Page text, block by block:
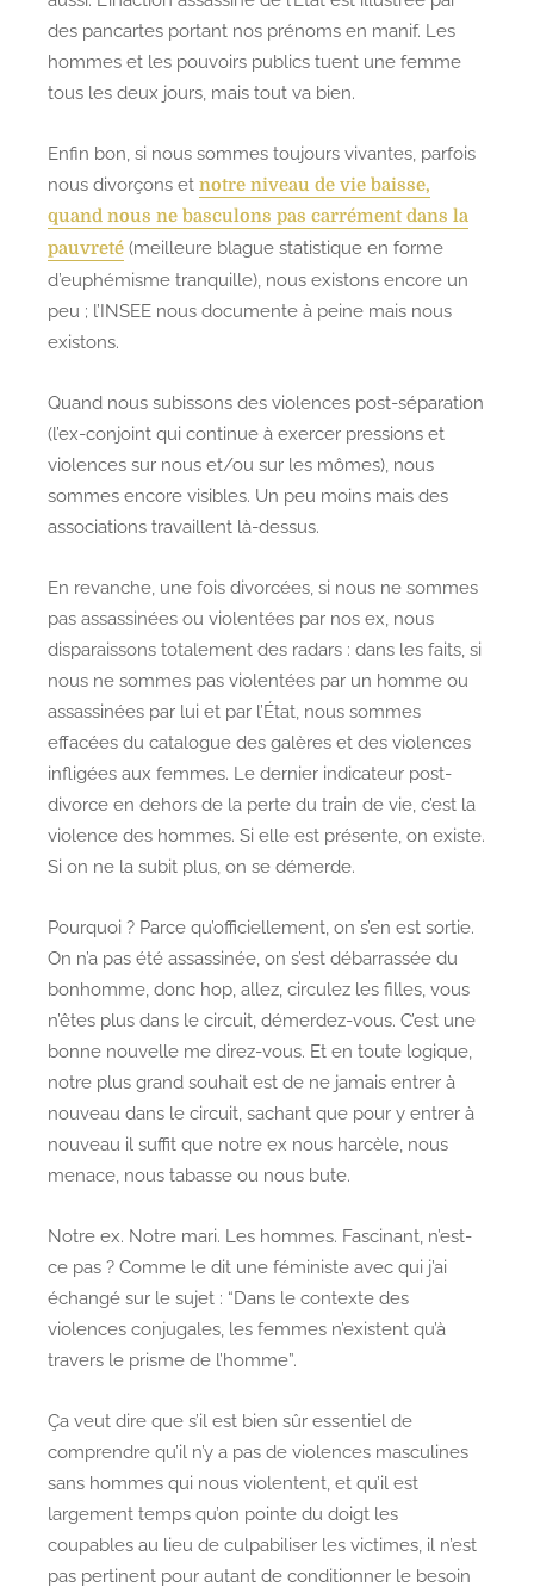
des pancartes portant nos prénoms en manif. Les
hommes et les pouvoirs publics tuent une femme
tous les deux jours, mais tout va bien.
Enfin bon, si nous sommes toujours vivantes, parfois
nous divorçons et notre niveau de vie baisse,
quand nous ne basculons pas carrément dans la
pauvreté (meilleure blague statistique en forme
d’euphémisme tranquille), nous existons encore un
peu ; l’INSEE nous documente à peine mais nous
existons.
Quand nous subissons des violences post-séparation
(l’ex-conjoint qui continue à exercer pressions et
violences sur nous et/ou sur les mômes), nous
sommes encore visibles. Un peu moins mais des
associations travaillent là-dessus.
En revanche, une fois divorcées, si nous ne sommes
pas assassinées ou violentées par nos ex, nous
disparaissons totalement des radars : dans les faits, si
nous ne sommes pas violentées par un homme ou
assassinées par lui et par l’État, nous sommes
effacées du catalogue des galères et des violences
infligées aux femmes. Le dernier indicateur post-
divorce en dehors de la perte du train de vie, c’est la
violence des hommes. Si elle est présente, on existe.
Si on ne la subit plus, on se démerde.
Pourquoi ? Parce qu’officiellement, on s’en est sortie.
On n’a pas été assassinée, on s’est débarrassée du
bonhomme, donc hop, allez, circulez les filles, vous
n’êtes plus dans le circuit, démerdez-vous. C’est une
bonne nouvelle me direz-vous. Et en toute logique,
notre plus grand souhait est de ne jamais entrer à
nouveau dans le circuit, sachant que pour y entrer à
nouveau il suffit que notre ex nous harcèle, nous
menace, nous tabasse ou nous bute.
Notre ex. Notre mari. Les hommes. Fascinant, n’est-
ce pas ? Comme le dit une féministe avec qui j’ai
échangé sur le sujet : “Dans le contexte des
violences conjugales, les femmes n’existent qu’à
travers le prisme de l’homme”.
Ça veut dire que s’il est bien sûr essentiel de
comprendre qu’il n’y a pas de violences masculines
sans hommes qui nous violentent, et qu’il est
largement temps qu’on pointe du doigt les
coupables au lieu de culpabiliser les victimes, il n’est
pas pertinent pour autant de conditionner le besoin